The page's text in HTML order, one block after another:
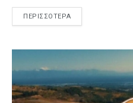
ΠΕΡΙΣΣΟΤΕΡΑ